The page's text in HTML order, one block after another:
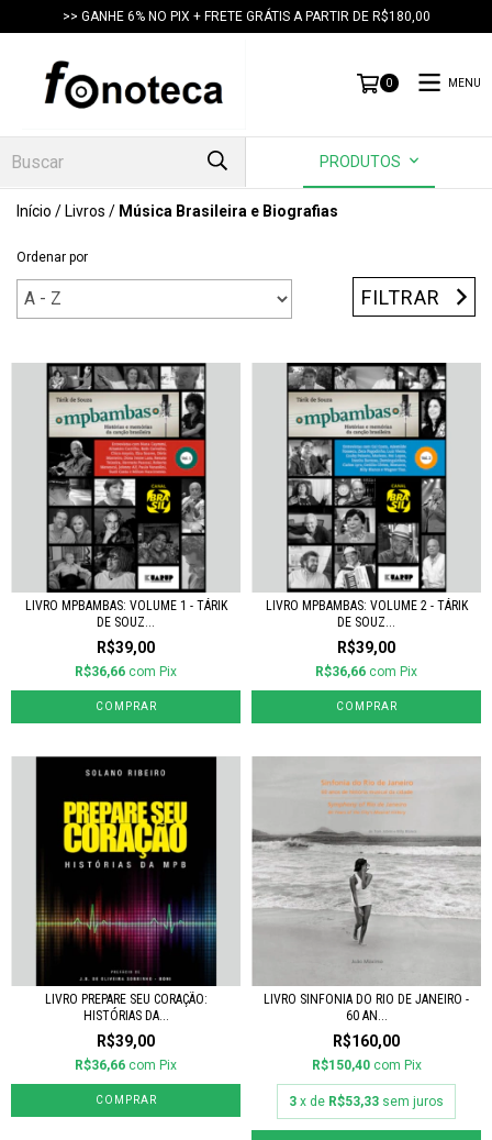
>> GANHE 6% NO PIX + FRETE GRÁTIS A PARTIR DE R$180,00
0 MENU
PRODUTOS
Início /Livros / Música Brasileira e Biografias
Ordenar por
FILTRAR
LIVRO MPBAMBAS: VOLUME 1 - TÁRIK
DE SOUZ...
R$39,00
R$36,66 com Pix
LIVRO MPBAMBAS: VOLUME 2 - TÁRIK
DE SOUZ...
R$39,00
R$36,66 com Pix
LIVRO PREPARE SEU CORAÇÃO:
HISTÓRIAS DA...
R$39,00
R$36,66 com Pix
LIVRO SINFONIA DO RIO DE JANEIRO -
60 AN...
R$160,00
R$150,40 com Pix
3 x de R$53,33 sem juros